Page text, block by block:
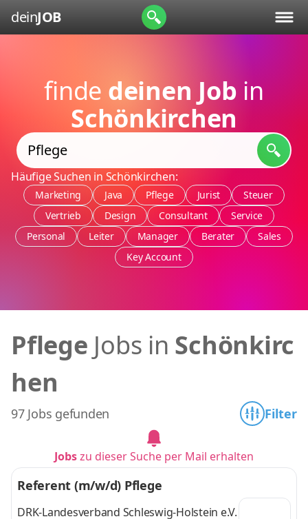
deinJOB
finde deinen Job in
Schönkirchen
Häufige Suchen in Schönkirchen:
Marketing Java Pflege Jurist
Steuer
Vertrieb
Design Consultant
Service
Personal
Leiter Manager Berater
Sales
Key Account
Pflege Jobs in Schönkirc
hen
97 Jobs gefunden Filter
Jobszu dieser Suche per Mail erhalten
Referent (m/w/d) Pflege
DRK-Landesverband Schleswig-Holstein e.V.